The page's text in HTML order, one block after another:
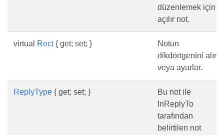
düzenlemek için
açılır not.
virtual Rect{ get; set; }
Notun
dikdörtgenini alır
veya ayarlar.
ReplyType { get; set; }
Bu not ile
InReplyTo
tarafından
belirtilen not